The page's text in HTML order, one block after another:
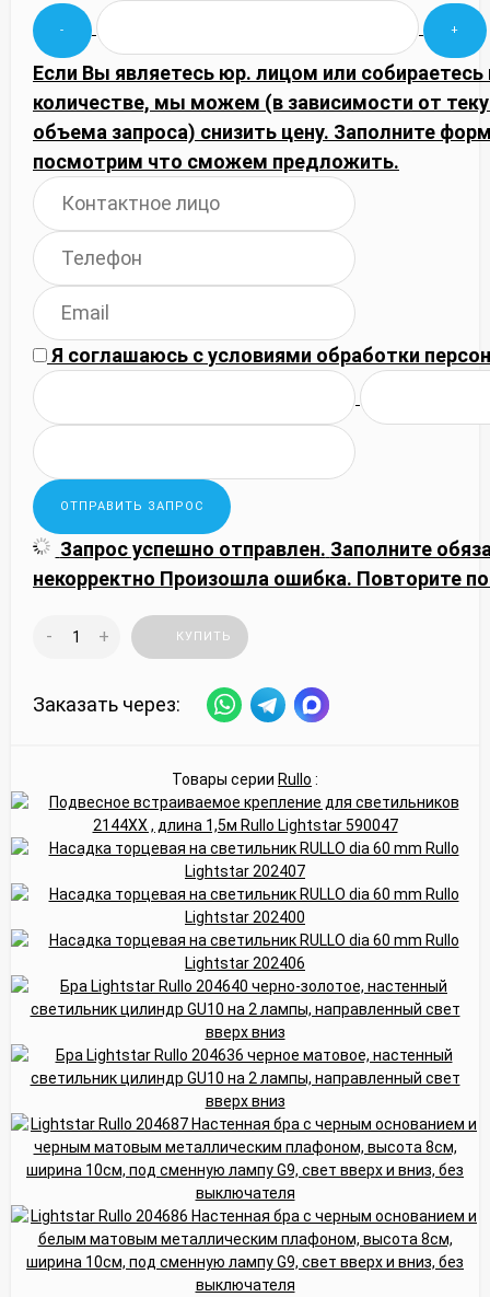
Если Вы являетесь юр. лицом или
количестве, мы можем (в зависимости от
объема запроса) снизить цену. Заполните
посмотрим что сможем предложить.
Я соглашаюсь сусловиями обработки
Запрос успешно отправлен. Заполните
некорректно Произошла ошибка. Повторите
- + КУПИТЬ
Заказать через:
Товары серии Rullo :